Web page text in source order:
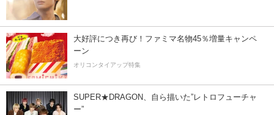
大好評につき再び！ファミマ名物45％増量キャンペ
ーン
オリコンタイアップ特集
SUPER★DRAGON、自ら描いた”レトロフューチャ
ー”